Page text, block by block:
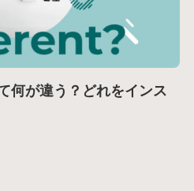
何が違う？どれをインス